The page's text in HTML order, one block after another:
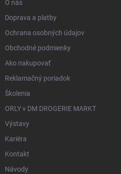
O nás
Doprava a platby
Ochrana osobných údajov
Obchodné podmienky
Ako nakupovať
Reklamačný poriadok
Školenia
ORLY v DM DROGERIE MARKT
Výstavy
Kariéra
Kontakt
Návody